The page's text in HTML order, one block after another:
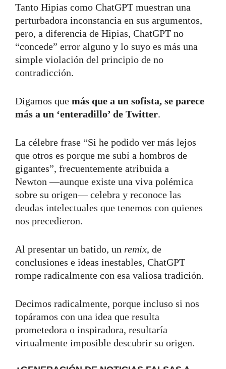
Tanto Hipias como ChatGPT muestran una
perturbadora inconstancia en sus argumentos,
pero, a diferencia de Hipias, ChatGPT no
“concede” error alguno y lo suyo es más una
simple violación del principio de no
contradicción.
Digamos que más que a un sofista, se parece
más a un ‘enteradillo’ de Twitter.
La célebre frase “Si he podido ver más lejos
que otros es porque me subí a hombros de
gigantes”, frecuentemente atribuida a
Newton —aunque existe una viva polémica
sobre su origen— celebra y reconoce las
deudas intelectuales que tenemos con quienes
nos precedieron.
Al presentar un batido, un remix, de
conclusiones e ideas inestables, ChatGPT
rompe radicalmente con esa valiosa tradición.
Decimos radicalmente, porque incluso si nos
topáramos con una idea que resulta
prometedora o inspiradora, resultaría
virtualmente imposible descubrir su origen.